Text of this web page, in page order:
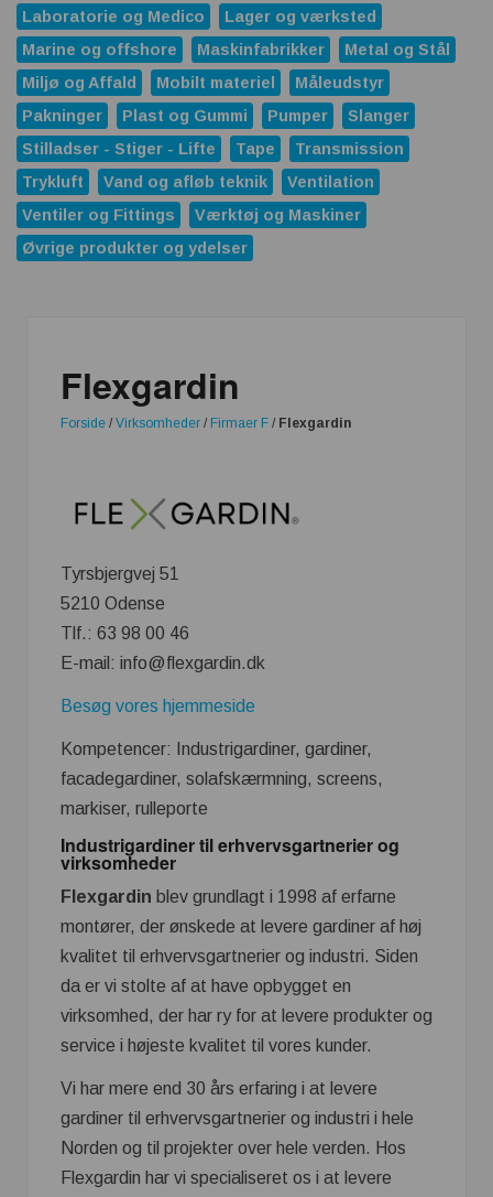
Laboratorie og Medico
Lager og værksted
Marine og offshore
Maskinfabrikker
Metal og Stål
Miljø og Affald
Mobilt materiel
Måleudstyr
Pakninger
Plast og Gummi Pumper
Slanger
Stilladser - Stiger - Lifte
Tape
Transmission
Trykluft
Vand og afløb teknik
Ventilation
Ventiler og Fittings
Værktøj og Maskiner
Øvrige produkter og ydelser
Flexgardin
Forside / Virksomheder / Firmaer F / Flexgardin
Tyrsbjergvej 51
5210 Odense
Tlf.: 63 98 00 46
E-mail: info@flexgardin.dk
Besøg vores hjemmeside
Kompetencer: Industrigardiner, gardiner,
facadegardiner, solafskærmning, screens,
markiser, rulleporte
Industrigardiner til erhvervsgartnerier og
virksomheder
Flexgardin blev grundlagt i 1998 af erfarne
montører, der ønskede at levere gardiner af høj
kvalitet til erhvervsgartnerier og industri. Siden
da er vi stolte af at have opbygget en
virksomhed, der har ry for at levere produkter og
service i højeste kvalitet til vores kunder.
Vi har mere end 30 års erfaring i at levere
gardiner til erhvervsgartnerier og industri i hele
Norden og til projekter over hele verden. Hos
Flexgardin har vi specialiseret os i at levere